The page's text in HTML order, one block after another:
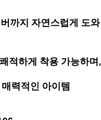
까지 자연스럽게 도와
적하게 착용 가능하며,
력적인 아이템